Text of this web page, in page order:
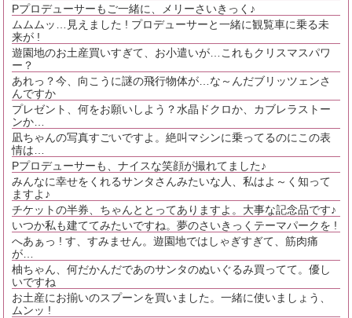
Pプロデューサーもご一緒に、メリーさいきっく♪
ムムムッ…見えました ! プロデューサーと一緒に観覧車に乗る未
来が !
遊園地のお土産買いすぎて、お小遣いが…これもクリスマスパワ
ー？
あれっ？今、向こうに謎の飛行物体が…な～んだブリッツェンさ
んですか
プレゼント、何をお願いしよう？水晶ドクロか、カブレラストー
ンか…
凪ちゃんの写真すごいですよ。絶叫マシンに乗ってるのにこの表
情は…
Pプロデューサーも、ナイスな笑顔が撮れてました♪
みんなに幸せをくれるサンタさんみたいな人、私はよ～く知って
ますよ♪
チケットの半券、ちゃんととってありますよ。大事な記念品です♪
いつか私も建ててみたいですね。夢のさいきっくテーマパークを !
へあぁっ ! す、すみません。遊園地ではしゃぎすぎて、筋肉痛
が…
柚ちゃん、何だかんだであのサンタのぬいぐるみ買ってて。優し
いですね
お土産にお揃いのスプーンを買いました。一緒に使いましょう、
ムンッ !